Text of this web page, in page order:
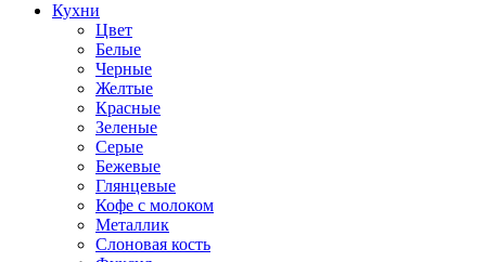
Кухни
Цвет
Белые
Черные
Желтые
Красные
Зеленые
Серые
Бежевые
Глянцевые
Кофе с молоком
Металлик
Слоновая кость